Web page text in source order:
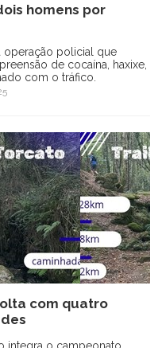
homens por
operação policial que
de cocaína, haxixe,
com o tráfico.
com quatro